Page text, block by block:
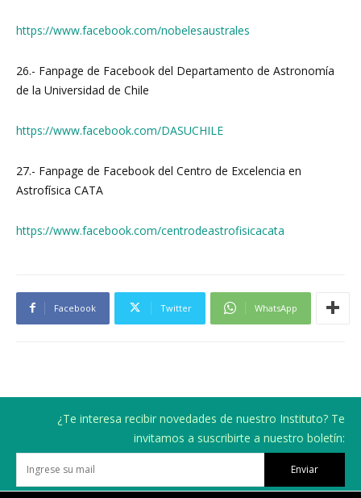
https://www.facebook.com/nobelesaustrales
26.- Fanpage de Facebook del Departamento de Astronomía
de la Universidad de Chile
https://www.facebook.com/DASUCHILE
27.- Fanpage de Facebook del Centro de Excelencia en
Astrofísica CATA
https://www.facebook.com/centrodeastrofisicacata
Facebook Twitter WhatsApp
¿Te interesa recibir novedades de nuestro Instituto? Te
invitamos a suscribirte a nuestro boletín:
Enviar